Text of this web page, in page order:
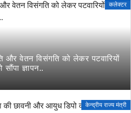
कलेक्टर
और वेतन विसंगति को लेकर पटवारियों
ज्ञापन..
केन्द्रीय राज्य मंत्री